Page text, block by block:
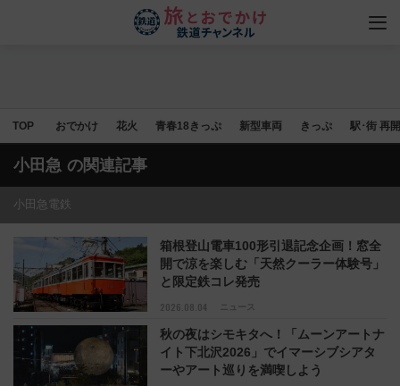
TOP おでかけ 花火 青春18きっぷ 新型車両 きっぷ 駅･街 再
小田急 の関連記事
小田急電鉄
2026.08.04 ニュース
箱根登山電車100形引退記念企画！窓全
開で涼を楽しむ「天然クーラー体験号」
と限定鉄コレ発売
秋の夜はシモキタへ！「ムーンアートナ
イト下北沢2026」でイマーシブシアタ
ーやアート巡りを満喫しよう